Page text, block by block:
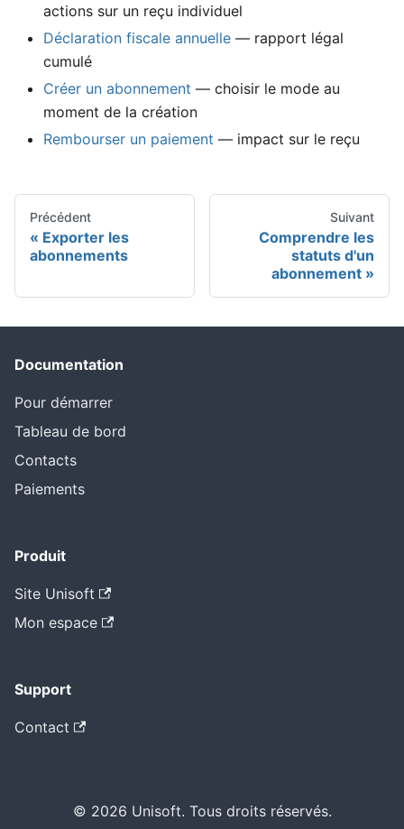
actions sur un reçu individuel
Déclaration fiscale annuelle — rapport légal
cumulé
Créer un abonnement — choisir le mode au
moment de la création
Rembourser un paiement — impact sur le reçu
Précédent
Exporter les
abonnements
Suivant
Comprendre les
statuts d'un
abonnement
Documentation
Pour démarrer
Tableau de bord
Contacts
Paiements
Produit
Site Unisoft
Mon espace
Support
Contact
© 2026 Unisoft. Tous droits réservés.